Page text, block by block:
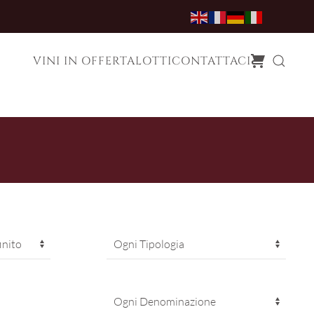
VINI IN OFFERTALOTTICONTATTACI